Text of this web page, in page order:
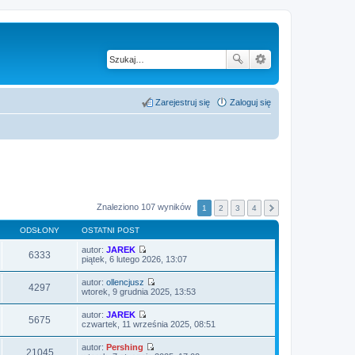
Zaloguj się
Zarejestruj się
Znaleziono 107 wyników 1 2 3 4
ODSŁONY OSTATNI POST
6333 autor: JAREK
W
ś
w
i
e
l
a
j
piątek, 6 lutego 2026, 13:07
4297 autor: ollencjusz
W
i
e
wtorek, 9 grudnia 2025, 13:53
5675 autor: JAREK
W
ś
w
czwartek, 11 września 2025, 08:51
21045 autor: Pershing